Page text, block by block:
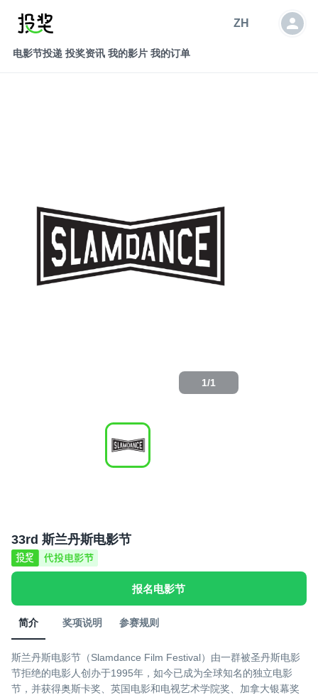
ZH
电影节投递 投奖资讯 我的影片 我的订单
1/1
33rd 斯兰丹斯电影节
报名电影节
简介 奖项说明 参赛规则
斯兰丹斯电影节（Slamdance Film Festival）由一群被圣丹斯电影
节拒绝的电影人创办于1995年，如今已成为全球知名的独立电影
节，并获得奥斯卡奖、英国电影和电视艺术学院奖、加拿大银幕奖